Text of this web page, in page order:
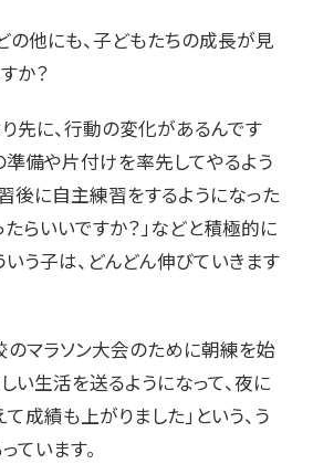
他にも、子どもたちの成長が見
か？
先に、行動の変化があるんです
準備や片付けを率先してやるよう
後に自主練習をするようになった
たらいいですか？」などと積極的に
いう子は、どんどん伸びていきます
のマラソン大会のために朝練を始
い生活を送るようになって、夜に
成績も上がりました」という、う
ています。